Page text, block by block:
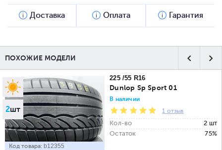
Доставка Оплата Гарантия
ПОХОЖИЕ МОДЕЛИ
2шт
Код товара: b12355
225 /55 R16
Dunlop Sp Sport 01
В наличии
1 отзыв
Кол-во
2 шт
Остаток
75%